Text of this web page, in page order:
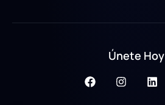
Únete Hoy